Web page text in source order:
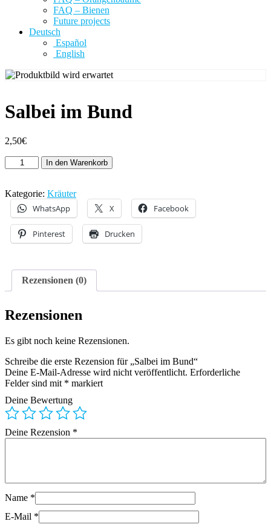
FAQ – Bienen
Future projects
Deutsch
Español
English
Salbei im Bund
2,50€
Salbei
im
Menge
In den Warenkorb
Kategorie: Kräuter
WhatsApp X Facebook
Pinterest Drucken
Rezensionen (0)
Rezensionen
Es gibt noch keine Rezensionen.
Schreibe die erste Rezension für „Salbei im Bund“
Deine E-Mail-Adresse wird nicht veröffentlicht. Erforderliche
Felder sind mit * markiert
Deine Bewertung
Deine Rezension *
Name *
E-Mail *